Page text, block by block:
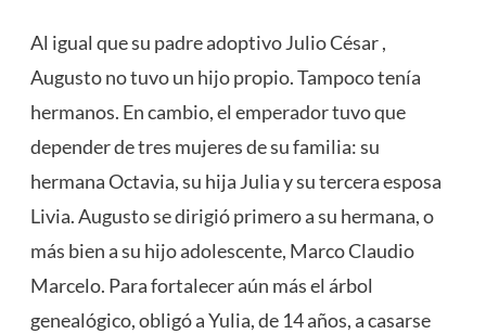
Al igual que su padre adoptivo Julio César ,
Augusto no tuvo un hijo propio. Tampoco tenía
hermanos. En cambio, el emperador tuvo que
depender de tres mujeres de su familia: su
hermana Octavia, su hija Julia y su tercera esposa
Livia. Augusto se dirigió primero a su hermana, o
más bien a su hijo adolescente, Marco Claudio
Marcelo. Para fortalecer aún más el árbol
genealógico, obligó a Yulia, de 14 años, a casarse